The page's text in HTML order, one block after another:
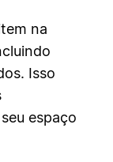
na
Isso
espaço